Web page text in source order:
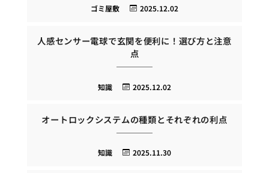
2025.12.02
ゴミ屋敷
人感センサー電球で玄関を便利に！選び方と注意
点
2025.12.02
知識
オートロックシステムの種類とそれぞれの利点
2025.11.30
知識